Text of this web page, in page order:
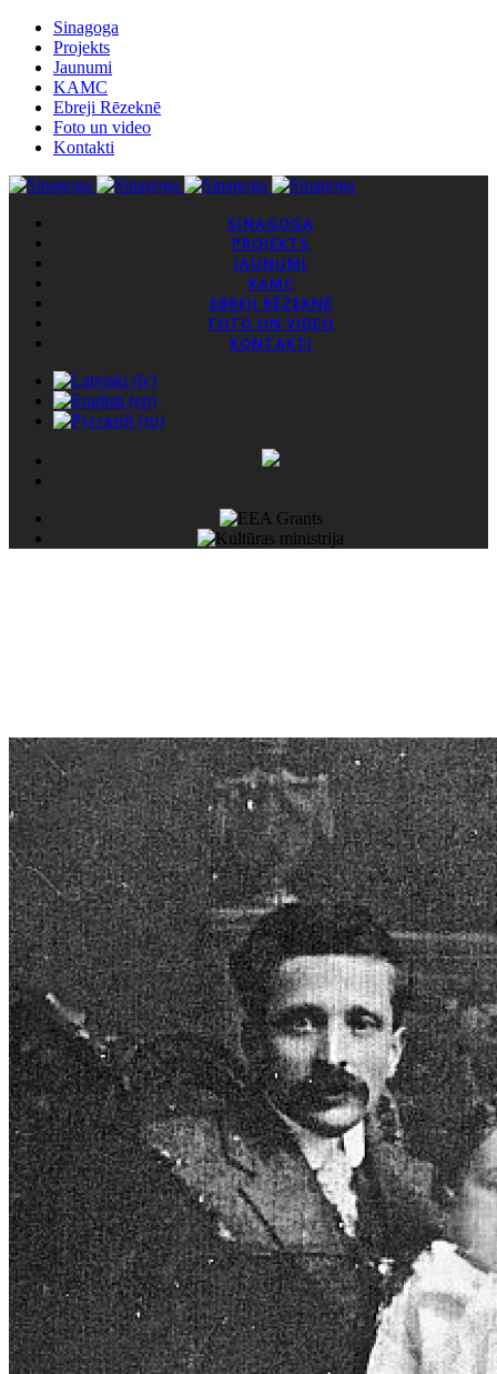
Sinagoga
Projekts
Jaunumi
KAMC
Ebreji Rēzeknē
Foto un video
Kontakti
SINAGOGA
PROJEKTS
JAUNUMI
KAMC
EBREJI RĒZEKNĒ
FOTO UN VIDEO
KONTAKTI